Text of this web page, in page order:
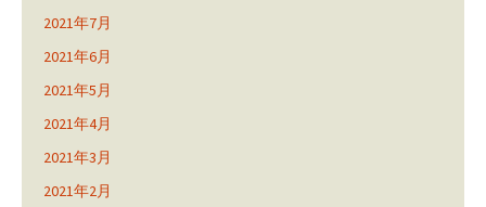
2021年7月
2021年6月
2021年5月
2021年4月
2021年3月
2021年2月